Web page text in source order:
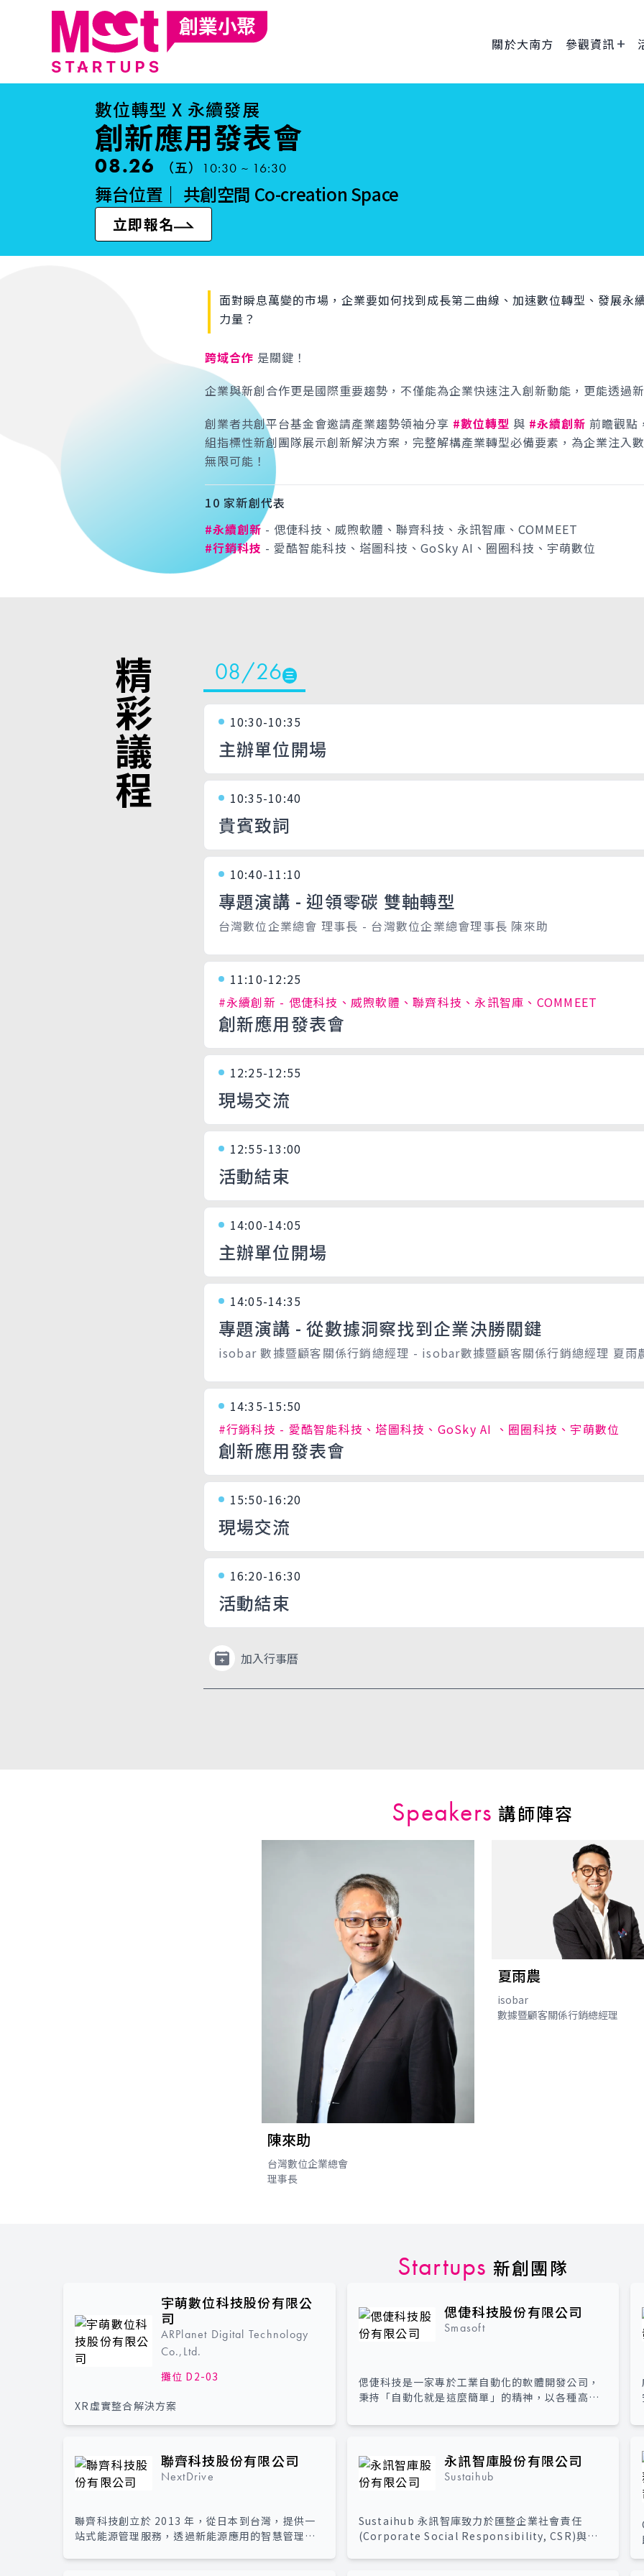
關於大南方 參觀資訊
數位轉型 X 永續發展
創新應用發表會
08.26 （五） 10:30 ~ 16:30
舞台位置｜ 共創空間 Co-creation Space
立即報名
面對瞬息萬變的市場，企業要如何找到成長第二曲線、加速數位轉型、發展永
力量？
跨域合作 是關鍵！
企業與新創合作更是國際重要趨勢，不僅能為企業快速注入創新動能，更能透過
創業者共創平台基金會邀請產業趨勢領袖分享 #數位轉型 與 #永續創新 前瞻觀點
組指標性新創團隊展示創新解決方案，完整解構產業轉型必備要素，為企業注入
無限可能！
10 家新創代表
#永續創新 - 偲倢科技、威煦軟體、聯齊科技、永訊智庫、COMMEET
#行銷科技 - 愛酷智能科技、塔圖科技、GoSky AI、圈圈科技、宇萌數位
精彩議程 08/26 三
10:30-10:35
主辦單位開場
10:35-10:40
貴賓致詞
10:40-11:10
專題演講 - 迎領零碳 雙軸轉型
台灣數位企業總會 理事長 - 台灣數位企業總會理事長 陳來助
11:10-12:25
#永續創新 - 偲倢科技、威煦軟體、聯齊科技、永訊智庫、COMMEET
創新應用發表會
12:25-12:55
現場交流
12:55-13:00
活動結束
14:00-14:05
主辦單位開場
14:05-14:35
專題演講 - 從數據洞察找到企業決勝關鍵
isobar 數據暨顧客關係行銷總經理 - isobar數據暨顧客關係行銷總經理 夏雨
14:35-15:50
#行銷科技 - 愛酷智能科技、塔圖科技、GoSky AI 、圈圈科技、宇萌數位
創新應用發表會
15:50-16:20
現場交流
16:20-16:30
活動結束
加入行事曆
Speakers 講師陣容
陳來助
台灣數位企業總會
理事長
夏雨農
isobar
數據暨顧客關係行銷總經理
Startups 新創團隊
宇萌數位科技股份有限公
司
ARPlanet Digital Technology
Co.,Ltd.
攤位 D2-03
XR虛實整合解決方案
偲倢科技股份有限公司
Smasoft
偲倢科技是一家專於工業自動化的軟體開發公司，
秉持「自動化就是這麼簡單」的精神，以各種高度
降低開發成本同時提高效率，提供令客戶耳目一新
聯齊科技股份有限公司
NextDrive
聯齊科技創立於 2013 年，從日本到台灣，提供一
站式能源管理服務，透過新能源應用的智慧管理、
永訊智庫股份有限公司
Sustaihub
Sustaihub 永訊智庫致力於匯整企業社會責任
(Corporate Social Responsibility, CSR)與